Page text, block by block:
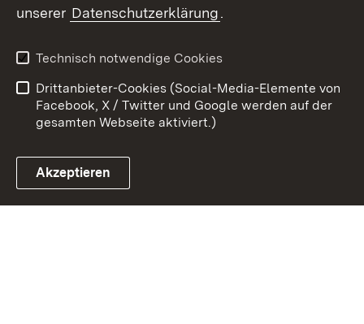
Link zum Landesportal
Kontakt
Impressum
Cookies
unserer Datenschutzerklärung.
Technisch notwendige Cookies
Drittanbieter-Cookies (Social-Media-Elemente von
Facebook, X / Twitter und Google werden auf der
gesamten Webseite aktiviert.)
Akzeptieren